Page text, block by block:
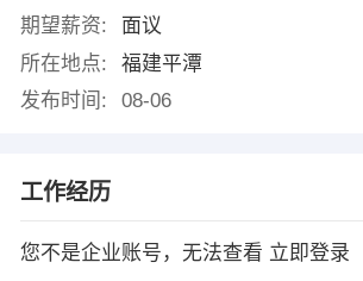
期望薪资:
面议
所在地点:
福建平潭
发布时间:
08-06
工作经历
您不是企业账号，无法查看 立即登录